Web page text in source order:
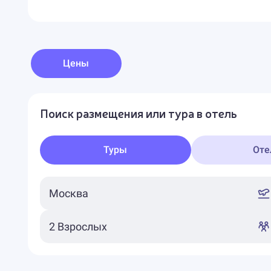
Цены
Поиск размещения или тура в отель
Туры